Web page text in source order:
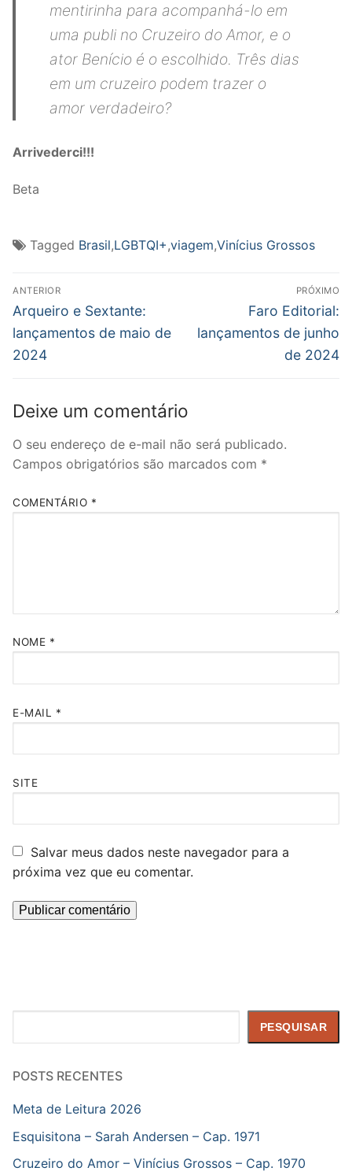
mentirinha para acompanhá-lo em
uma publi no Cruzeiro do Amor, e o
ator Benício é o escolhido. Três dias
em um cruzeiro podem trazer o
amor verdadeiro?
Arrivederci!!!
Beta
Tagged Brasil,LGBTQI+,viagem,Vinícius Grossos
Navegação
de
Post
ANTERIOR
Post
anterior:
Arqueiro e Sextante:
lançamentos de maio de
2024
PRÓXIMO
Próximo
post:
Faro Editorial:
lançamentos de junho
de 2024
Deixe um comentário
O seu endereço de e-mail não será publicado.
Campos obrigatórios são marcados com *
COMENTÁRIO *
NOME *
E-MAIL *
SITE
Salvar meus dados neste navegador para a
próxima vez que eu comentar.
PESQUISAR
POSTS RECENTES
Meta de Leitura 2026
Esquisitona – Sarah Andersen – Cap. 1971
Cruzeiro do Amor – Vinícius Grossos – Cap. 1970